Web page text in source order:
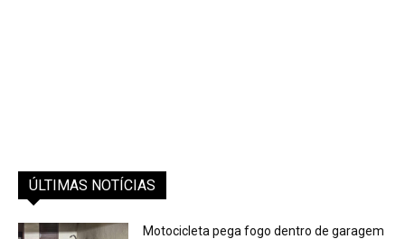
ÚLTIMAS NOTÍCIAS
Motocicleta pega fogo dentro de garagem